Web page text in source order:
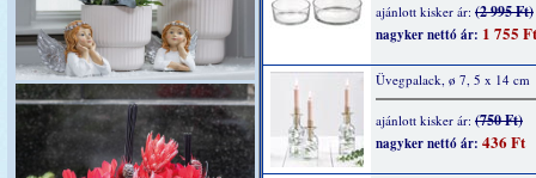
ajánlott kisker ár: (2 995 Ft)
nagyker nettó ár: 1 755 Ft
Üvegpalack, ø 7, 5 x 14 cm
ajánlott kisker ár: (750 Ft)
nagyker nettó ár: 436 Ft